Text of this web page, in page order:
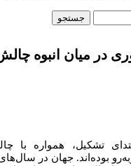
در میان انبوه
تشکیل، همواره با
بوده‌اند. جهان در